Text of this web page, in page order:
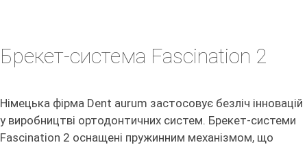
Брекет-система Fascination 2
Німецька фірма Dent aurum застосовує безліч інновацій
у виробництві ортодонтичних систем. Брекет-системи
Fascination 2 оснащені пружинним механізмом, що